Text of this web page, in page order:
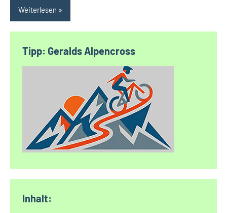
Weiterlesen
Tipp: Geralds Alpencross
Inhalt: